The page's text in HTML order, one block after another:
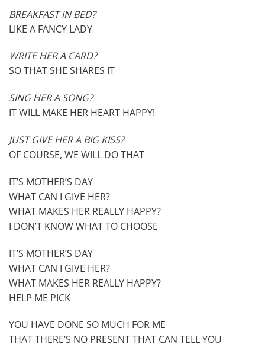
BREAKFAST IN BED?
LIKE A FANCY LADY
WRITE HER A CARD?
SO THAT SHE SHARES IT
SING HER A SONG?
IT WILL MAKE HER HEART HAPPY!
JUST GIVE HER A BIG KISS?
OF COURSE, WE WILL DO THAT
IT’S MOTHER’S DAY
WHAT CAN I GIVE HER?
WHAT MAKES HER REALLY HAPPY?
I DON’T KNOW WHAT TO CHOOSE
IT’S MOTHER’S DAY
WHAT CAN I GIVE HER?
WHAT MAKES HER REALLY HAPPY?
HELP ME PICK
YOU HAVE DONE SO MUCH FOR ME
THAT THERE’S NO PRESENT THAT CAN TELL YOU